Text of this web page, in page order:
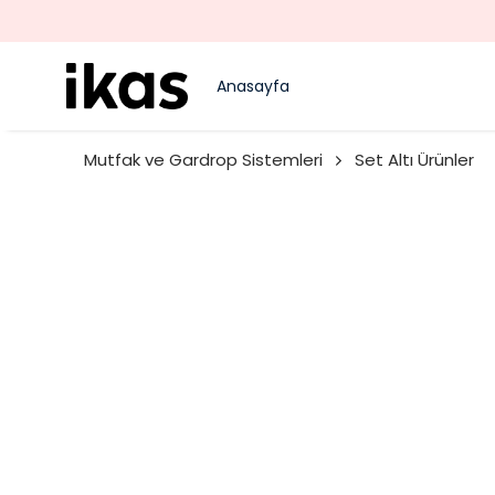
Anasayfa
Mutfak ve Gardrop Sistemleri Set Altı Ürünler